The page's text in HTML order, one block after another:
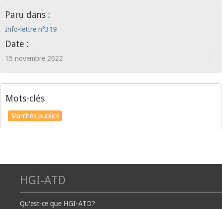
Paru dans :
Info-lettre n°319
Date :
15 novembre 2022
Mots-clés
Marchés publics
HGI-ATD
Qu'est-ce que HGI-ATD?